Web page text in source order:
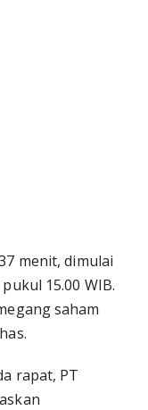
menit, dimulai
15.00 WIB.
saham
rapat, PT